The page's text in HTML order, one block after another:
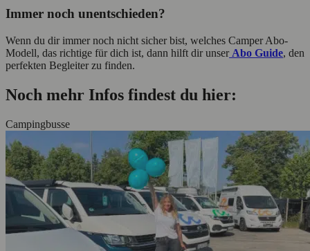
Immer noch unentschieden?
Wenn du dir immer noch nicht sicher bist, welches Camper Abo-
Modell, das richtige für dich ist, dann hilft dir unser Abo Guide, den
perfekten Begleiter zu finden.
Noch mehr Infos findest du hier:
Campingbusse